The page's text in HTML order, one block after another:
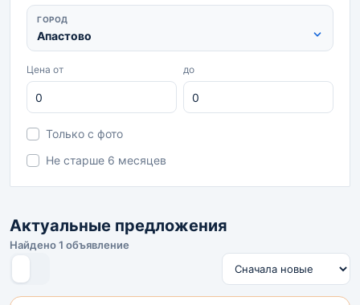
ГОРОД
Апастово
Цена от до
Только с фото
Не старше 6 месяцев
Актуальные предложения
Найдено 1 объявление